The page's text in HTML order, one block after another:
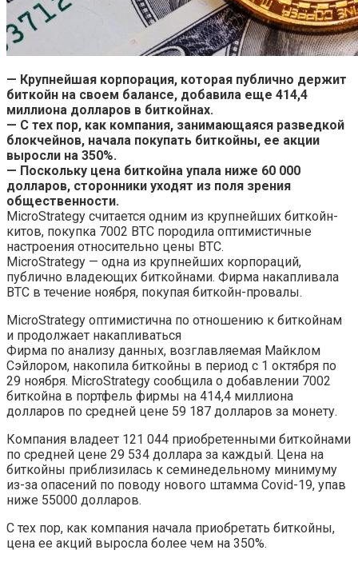
— Крупнейшая корпорация, которая публично держит
биткойн на своем балансе, добавила еще 414,4
миллиона долларов в биткойнах.
— С тех пор, как компания, занимающаяся разведкой
блокчейнов, начала покупать биткойны, ее акции
выросли на 350%.
— Поскольку цена биткойна упала ниже 60 000
долларов, сторонники уходят из поля зрения
общественности.
MicroStrategy считается одним из крупнейших биткойн-
китов, покупка 7002 BTC породила оптимистичные
настроения относительно цены BTC.
MicroStrategy — одна из крупнейших корпораций,
публично владеющих биткойнами. Фирма накапливала
BTC в течение ноября, покупая биткойн-провалы.
MicroStrategy оптимистична по отношению к биткойнам
и продолжает накапливаться
Фирма по анализу данных, возглавляемая Майклом
Сэйлором, накопила биткойны в период с 1 октября по
29 ноября. MicroStrategy сообщила о добавлении 7002
биткойна в портфель фирмы на 414,4 миллиона
долларов по средней цене 59 187 долларов за монету.
Компания владеет 121 044 приобретенными биткойнами
по средней цене 29 534 доллара за каждый. Цена на
биткойны приблизилась к семинедельному минимуму
из-за опасений по поводу нового штамма Covid-19, упав
ниже 55000 долларов.
С тех пор, как компания начала приобретать биткойны,
цена ее акций выросла более чем на 350%.